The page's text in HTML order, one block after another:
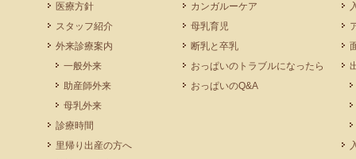
医療方針
スタッフ紹介
外来診療案内
一般外来
助産師外来
母乳外来
診療時間
里帰り出産の方へ
カンガルーケア
母乳育児
断乳と卒乳
おっぱいのトラブルになったら
おっぱいのQ&A